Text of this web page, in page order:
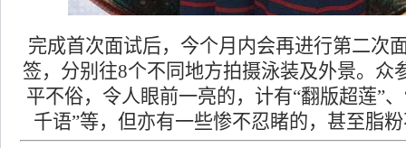
完成首次面试后，今个月内会再进行第二次
签，分别往8个不同地方拍摄泳装及外景。众
平不俗，令人眼前一亮的，计有“翻版超莲”
千语”等，但亦有一些惨不忍睹的，甚至脂